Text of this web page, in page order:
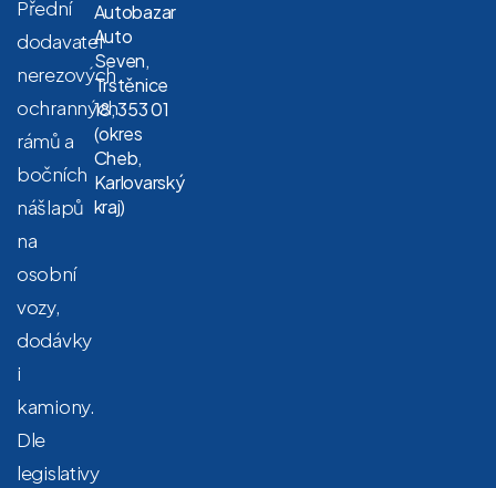
Přední
dodavatel
nerezových
ochranných
rámů a
bočních
nášlapů
na
osobní
vozy,
dodávky
i
kamiony.
Dle
legislativy
Autobazar
Auto
Seven,
Trstěnice
18, 353 01
(okres
Cheb,
Karlovarský
kraj)